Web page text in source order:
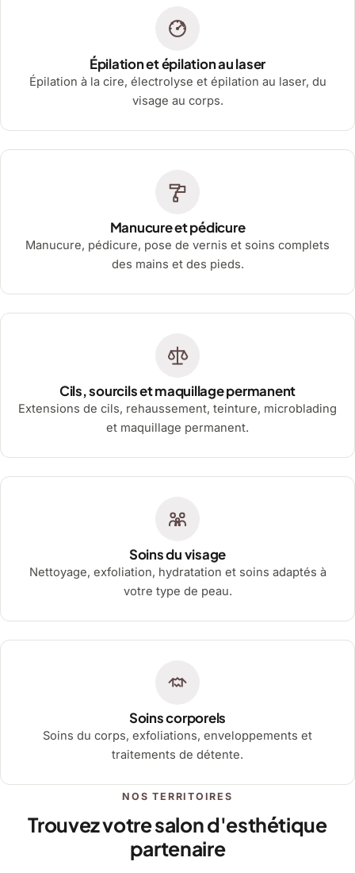
Épilation et épilation au laser
Épilation à la cire, électrolyse et épilation au laser, du
visage au corps.
Manucure et pédicure
Manucure, pédicure, pose de vernis et soins complets
des mains et des pieds.
Cils, sourcils et maquillage permanent
Extensions de cils, rehaussement, teinture, microblading
et maquillage permanent.
Soins du visage
Nettoyage, exfoliation, hydratation et soins adaptés à
votre type de peau.
Soins corporels
Soins du corps, exfoliations, enveloppements et
traitements de détente.
NOS TERRITOIRES
Trouvez votre salon d'esthétique
partenaire